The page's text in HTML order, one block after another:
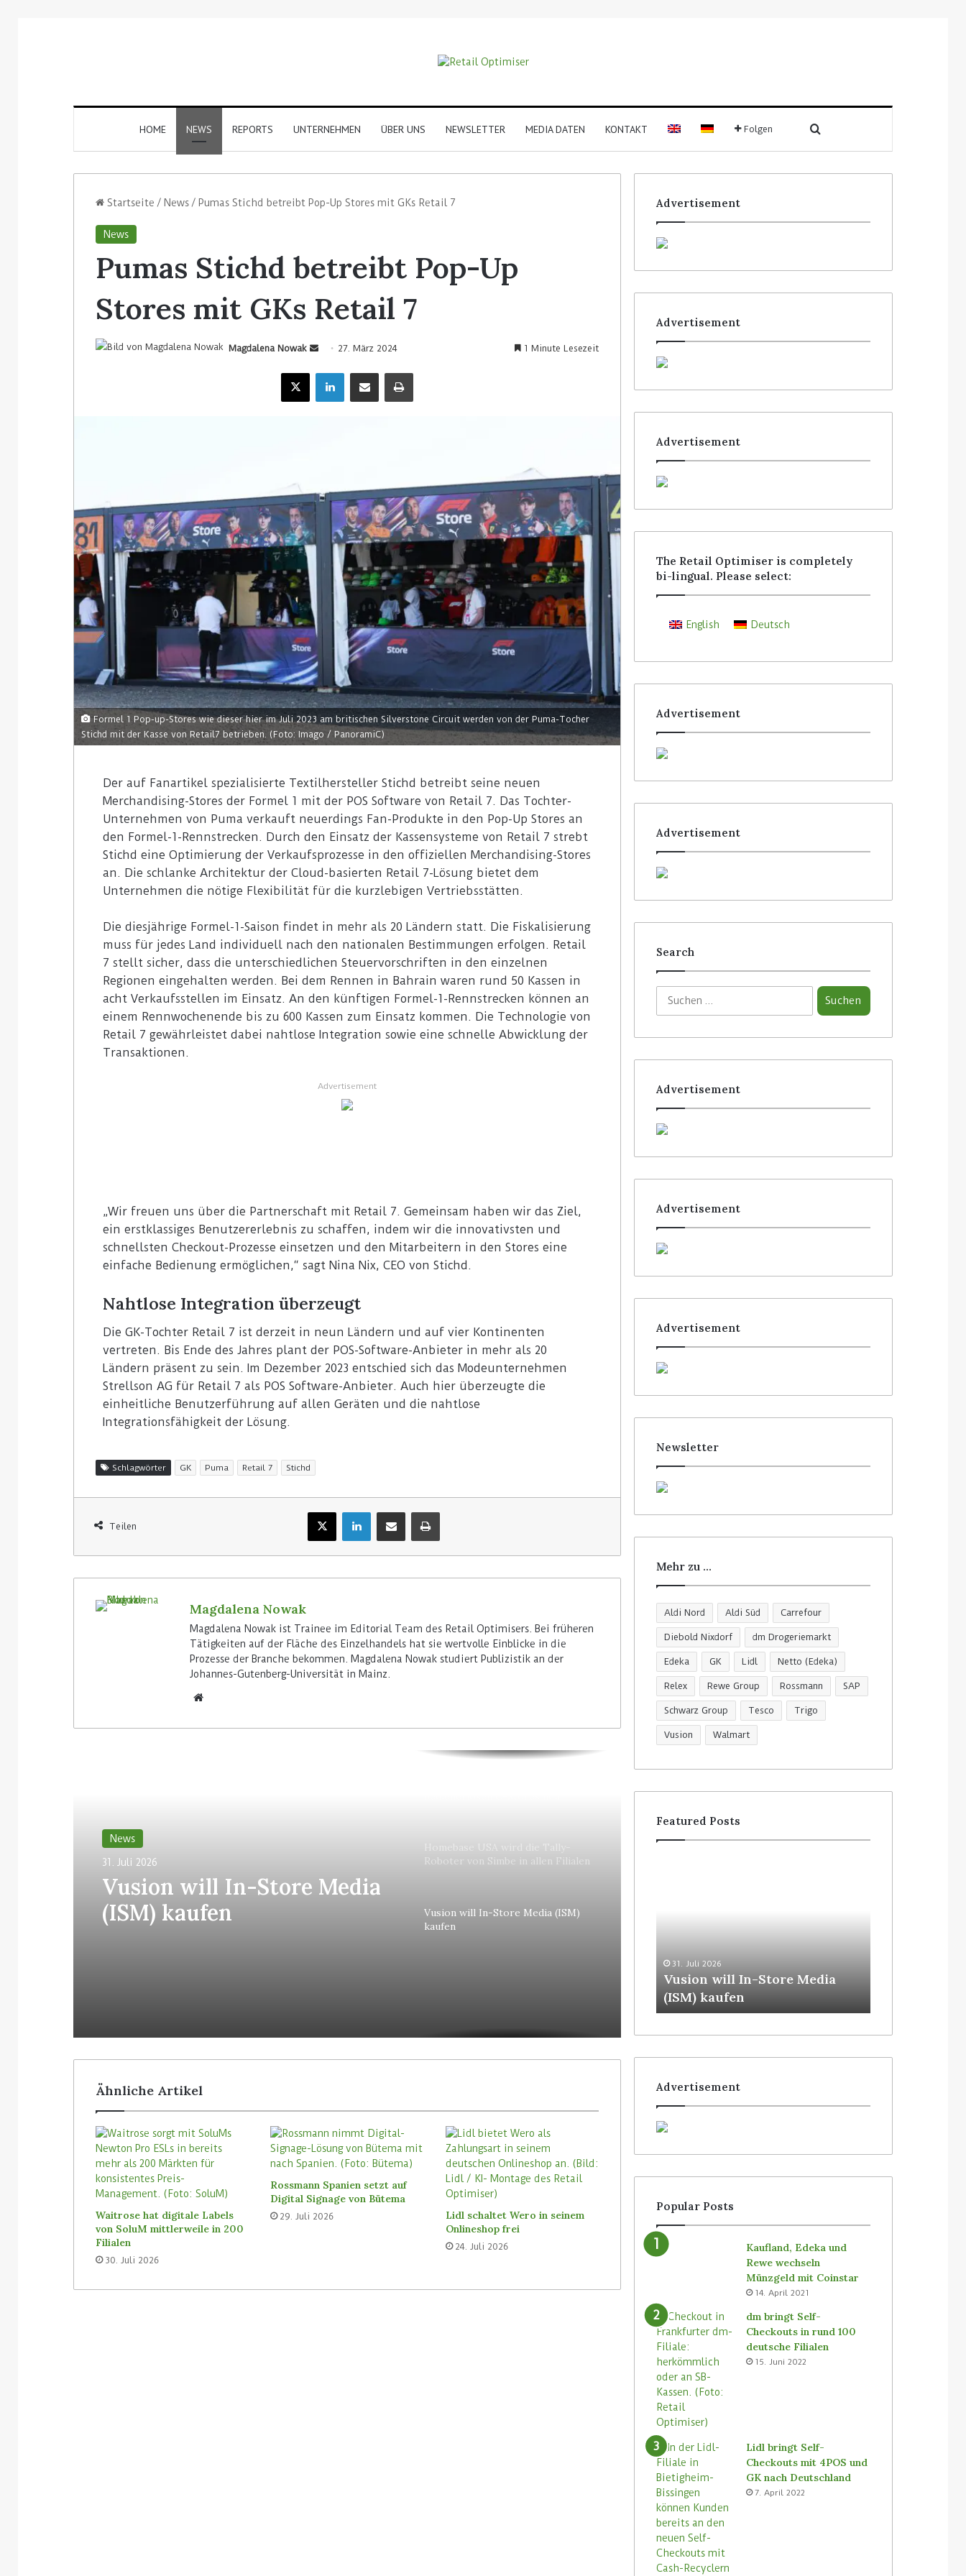
HOME NEWS REPORTS UNTERNEHMEN ÜBER UNS NEWSLETTER MEDIA DATEN KONTAKT Folgen
Startseite / News / Pumas Stichd betreibt Pop-Up Stores mit GKs Retail 7
News
Pumas Stichd betreibt Pop-Up
Stores mit GKs Retail 7
Magdalena Nowak 27. März 2024 1 Minute Lesezeit
Formel 1 Pop-up-Stores wie dieser hier im Juli 2023 am britischen Silverstone Circuit werden von der Puma-Tocher
Stichd mit der Kasse von Retail7 betrieben. (Foto: Imago / PanoramiC)
Der auf Fanartikel spezialisierte Textilhersteller Stichd betreibt seine neuen
Merchandising-Stores der Formel 1 mit der POS Software von Retail 7. Das Tochter-
Unternehmen von Puma verkauft neuerdings Fan-Produkte in den Pop-Up Stores an
den Formel-1-Rennstrecken. Durch den Einsatz der Kassensysteme von Retail 7 strebt
Stichd eine Optimierung der Verkaufsprozesse in den offiziellen Merchandising-Stores
an. Die schlanke Architektur der Cloud-basierten Retail 7-Lösung bietet dem
Unternehmen die nötige Flexibilität für die kurzlebigen Vertriebsstätten.
Die diesjährige Formel-1-Saison findet in mehr als 20 Ländern statt. Die Fiskalisierung
muss für jedes Land individuell nach den nationalen Bestimmungen erfolgen. Retail
7 stellt sicher, dass die unterschiedlichen Steuervorschriften in den einzelnen
Regionen eingehalten werden. Bei dem Rennen in Bahrain waren rund 50 Kassen in
acht Verkaufsstellen im Einsatz. An den künftigen Formel-1-Rennstrecken können an
einem Rennwochenende bis zu 600 Kassen zum Einsatz kommen. Die Technologie von
Retail 7 gewährleistet dabei nahtlose Integration sowie eine schnelle Abwicklung der
Transaktionen.
Advertisement
„Wir freuen uns über die Partnerschaft mit Retail 7. Gemeinsam haben wir das Ziel,
ein erstklassiges Benutzererlebnis zu schaffen, indem wir die innovativsten und
schnellsten Checkout-Prozesse einsetzen und den Mitarbeitern in den Stores eine
einfache Bedienung ermöglichen,“ sagt Nina Nix, CEO von Stichd.
Nahtlose Integration überzeugt
Die GK-Tochter Retail 7 ist derzeit in neun Ländern und auf vier Kontinenten
vertreten. Bis Ende des Jahres plant der POS-Software-Anbieter in mehr als 20
Ländern präsent zu sein. Im Dezember 2023 entschied sich das Modeunternehmen
Strellson AG für Retail 7 als POS Software-Anbieter. Auch hier überzeugte die
einheitliche Benutzerführung auf allen Geräten und die nahtlose
Integrationsfähigkeit der Lösung.
Schlagwörter GK Puma Retail 7 Stichd
Teilen
Magdalena Nowak
Magdalena Nowak ist Trainee im Editorial Team des Retail Optimisers. Bei früheren
Tätigkeiten auf der Fläche des Einzelhandels hat sie wertvolle Einblicke in die
Prozesse der Branche bekommen. Magdalena Nowak studiert Publizistik an der
Johannes-Gutenberg-Universität in Mainz.
News
31. Juli 2026
Vusion will In-Store Media
(ISM) kaufen
Homebase USA wird die Tally-
Roboter von Simbe in allen Filialen
Vusion will In-Store Media (ISM)
kaufen
Ähnliche Artikel
Waitrose hat digitale Labels
von SoluM mittlerweile in 200
Filialen
30. Juli 2026
Rossmann Spanien setzt auf
Digital Signage von Bütema
29. Juli 2026
Lidl schaltet Wero in seinem
Onlineshop frei
24. Juli 2026
Advertisement
Advertisement
Advertisement
The Retail Optimiser is completely
bi-lingual. Please select:
English Deutsch
Advertisement
Advertisement
Search
Advertisement
Advertisement
Advertisement
Newsletter
Mehr zu …
Aldi Nord Aldi Süd Carrefour
Diebold Nixdorf dm Drogeriemarkt
Edeka GK Lidl Netto (Edeka)
Relex Rewe Group Rossmann SAP
Schwarz Group Tesco Trigo
Vusion Walmart
Featured Posts
31. Juli 2026
Vusion will In-Store Media
(ISM) kaufen
Advertisement
Popular Posts
Kaufland, Edeka und
Rewe wechseln
Münzgeld mit Coinstar
14. April 2021
dm bringt Self-
Checkouts in rund 100
deutsche Filialen
15. Juni 2022
Lidl bringt Self-
Checkouts mit 4POS und
GK nach Deutschland
7. April 2022